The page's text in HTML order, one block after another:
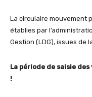
La circulaire mouvement
établies par
Gestion (LDG), issues de
La période de saisie
!